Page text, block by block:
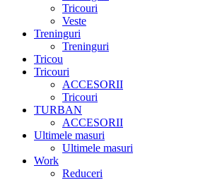
Tricouri
Veste
Treninguri
Treninguri
Tricou
Tricouri
ACCESORII
Tricouri
TURBAN
ACCESORII
Ultimele masuri
Ultimele masuri
Work
Reduceri